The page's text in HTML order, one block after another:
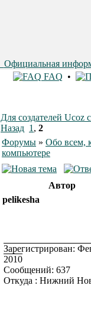
Официальная
FAQ •
Для создателей Ucoz
Назад 1 , 2
Форумы » Обо всем,
компьютере
Автор
pelikesha
Зарегистрирован:
2010
Сообщений: 637
Откуда : Нижний